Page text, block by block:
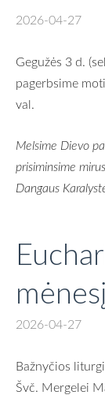
2026-04-27
Gegužės 3 d.
pagerbsime
val.
Melsime Dievo
prisiminsime
Dangaus
mėnesį
2026-04-27
Bažnyčios
Švč. Mergelei